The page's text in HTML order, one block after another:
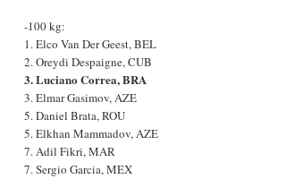
-100 kg:
1. Elco Van Der Geest, BEL
2. Oreydi Despaigne, CUB
3. Luciano Correa, BRA
3. Elmar Gasimov, AZE
5. Daniel Brata, ROU
5. Elkhan Mammadov, AZE
7. Adil Fikri, MAR
7. Sergio Garcia, MEX